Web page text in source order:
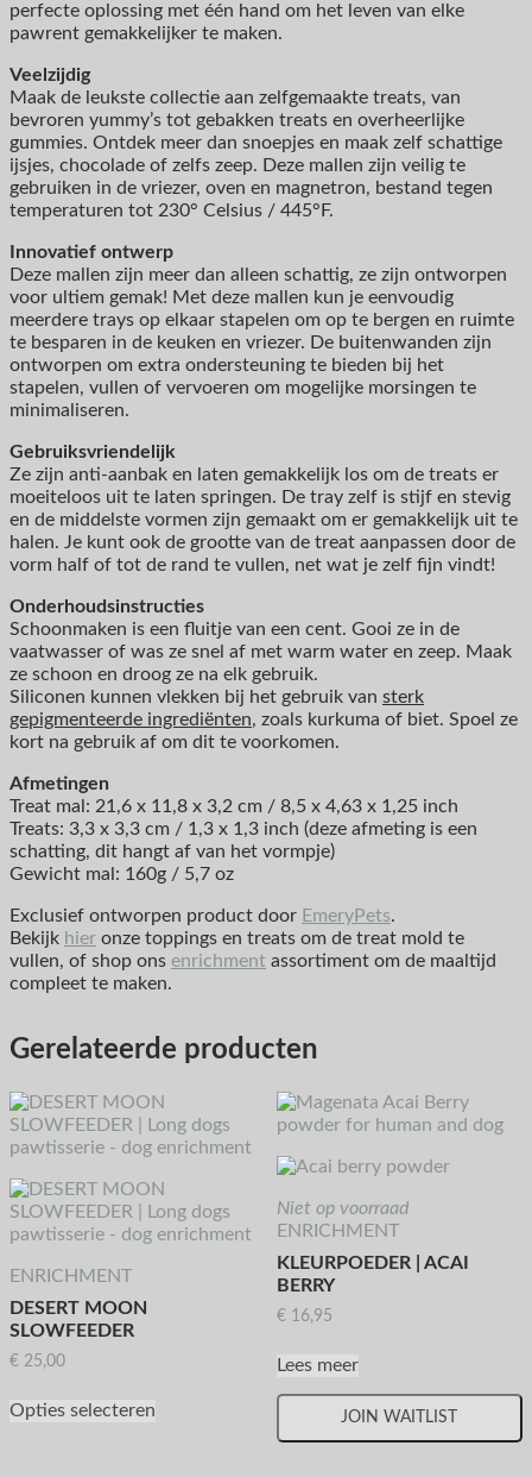
perfecte oplossing met één hand om het leven van elke
pawrent gemakkelijker te maken.
Veelzijdig
Maak de leukste collectie aan zelfgemaakte treats, van
bevroren yummy’s tot gebakken treats en overheerlijke
gummies. Ontdek meer dan snoepjes en maak zelf schattige
ijsjes, chocolade of zelfs zeep. Deze mallen zijn veilig te
gebruiken in de vriezer, oven en magnetron, bestand tegen
temperaturen tot 230° Celsius / 445°F.
Innovatief ontwerp
Deze mallen zijn meer dan alleen schattig, ze zijn ontworpen
voor ultiem gemak! Met deze mallen kun je eenvoudig
meerdere trays op elkaar stapelen om op te bergen en ruimte
te besparen in de keuken en vriezer. De buitenwanden zijn
ontworpen om extra ondersteuning te bieden bij het
stapelen, vullen of vervoeren om mogelijke morsingen te
minimaliseren.
Gebruiksvriendelijk
Ze zijn anti-aanbak en laten gemakkelijk los om de treats er
moeiteloos uit te laten springen. De tray zelf is stijf en stevig
en de middelste vormen zijn gemaakt om er gemakkelijk uit te
halen. Je kunt ook de grootte van de treat aanpassen door de
vorm half of tot de rand te vullen, net wat je zelf fijn vindt!
Onderhoudsinstructies
Schoonmaken is een fluitje van een cent. Gooi ze in de
vaatwasser of was ze snel af met warm water en zeep. Maak
ze schoon en droog ze na elk gebruik.
Siliconen kunnen vlekken bij het gebruik van sterk
gepigmenteerde ingrediënten, zoals kurkuma of biet. Spoel ze
kort na gebruik af om dit te voorkomen.
Afmetingen
Treat mal: 21,6 x 11,8 x 3,2 cm / 8,5 x 4,63 x 1,25 inch
Treats: 3,3 x 3,3 cm / 1,3 x 1,3 inch (deze afmeting is een
schatting, dit hangt af van het vormpje)
Gewicht mal: 160g / 5,7 oz
Exclusief ontworpen product door EmeryPets.
Bekijk hier onze toppings en treats om de treat mold te
vullen, of shop ons enrichment assortiment om de maaltijd
compleet te maken.
Gerelateerde producten
ENRICHMENT
DESERT MOON
SLOWFEEDER
€ 25,00
Opties selecteren
Niet op voorraad
ENRICHMENT
KLEURPOEDER | ACAI
BERRY
€16,95
Lees meer
JOIN WAITLIST